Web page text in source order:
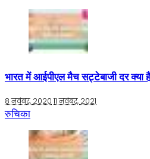
भारत में आईपीएल मैच सट्टेबाजी दर क्या
8 नवंबर, 202011 नवंबर, 2021
रुचिका